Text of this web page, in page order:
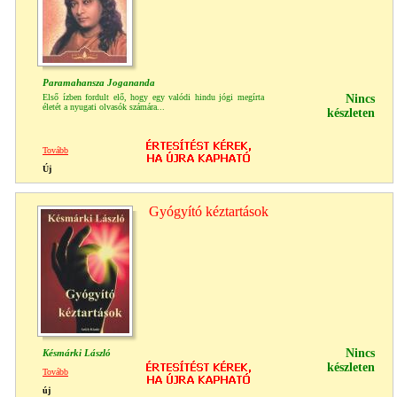
Paramahansza Jogananda
Első ízben fordult elő, hogy egy valódi hindu jógi megírta
életét a nyugati olvasók számára...
Nincs
készleten
Tovább
Új
Gyógyító kéztartások
Késmárki László
Nincs
készleten
Tovább
új